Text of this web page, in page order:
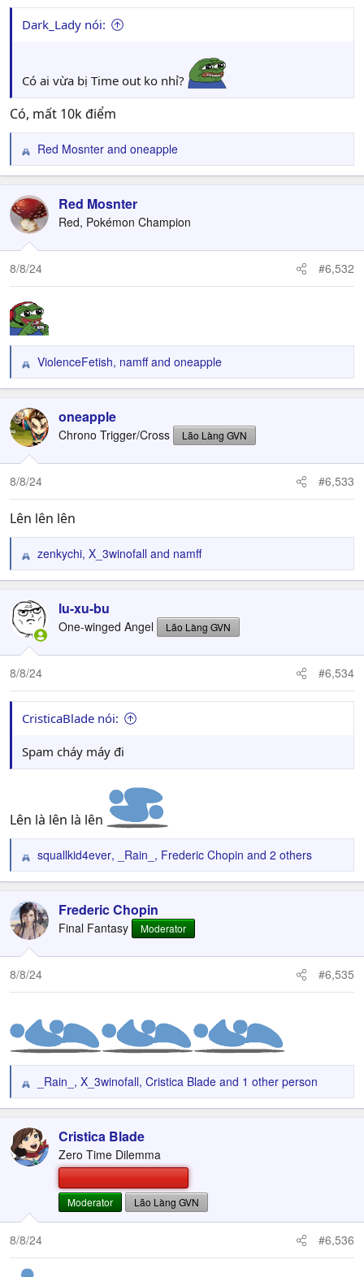
:
Dark_Lady nói:
Có ai vừa bị Time out ko nhỉ?
Có, mất 10k điểm
R
e
c
t
i
o
n
Red Mosnter and oneapple
Red Mosnter
Red, Pokémon Champion
8/8/24 #6,532
R
e
c
t
i
o
n
ViolenceFetish, namffand oneapple
oneapple
Chrono Trigger/Cross Lão Làng GVN
8/8/24 #6,533
Lên lên lên
R
e
c
t
i
o
n
:
zenkychi, X_3winofall and namff
lu-xu-bu
One-winged Angel Lão Làng GVN
8/8/24 #6,534
CristicaBlade nói:
Spam cháy máy đi
Lên là lên là lên
R
e
c
t
i
o
n
squallkid4ever, _Rain_ , Frederic Chopin and 2 others
Frederic Chopin
Final Fantasy Moderator
8/8/24 #6,535
R
e
c
t
i
:
_Rain_ , X_3winofall, Cristica Blade and 1 other person
Cristica Blade
Zero Time Dilemma
Moderator Lão Làng GVN
8/8/24 #6,536